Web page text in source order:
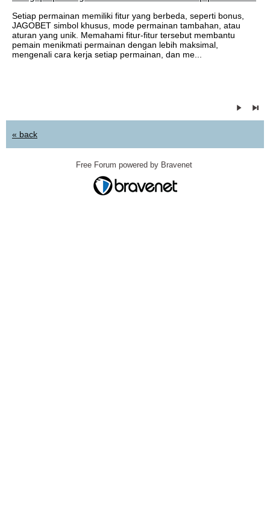
Setiap permainan memiliki fitur yang berbeda, seperti bonus,
JAGOBET simbol khusus, mode permainan tambahan, atau
aturan yang unik. Memahami fitur-fitur tersebut membantu
pemain menikmati permainan dengan lebih maksimal,
mengenali cara kerja setiap permainan, dan me...
« back
Free Forum powered by Bravenet